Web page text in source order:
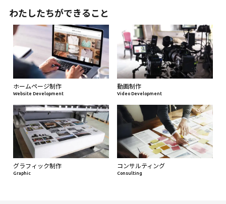
わたしたちができること
ホームページ制作
Website Development
動画制作
Video Development
グラフィック制作
Graphic
コンサルティング
Consulting